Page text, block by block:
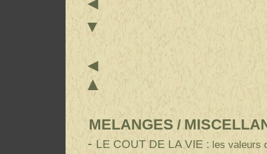
▼
▲
MELANGES /
- LE COUT DE LA VIE : les valeurs